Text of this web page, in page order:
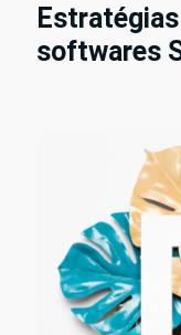
softwares